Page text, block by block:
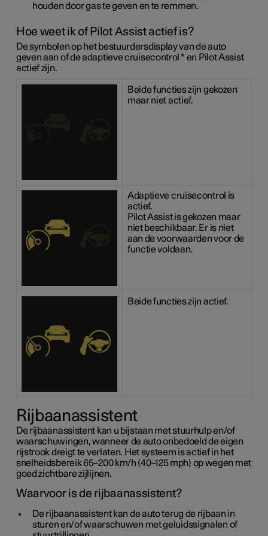
houden door gas te geven en te remmen.
Hoe weet ik of Pilot Assist actief is?
De symbolen op het bestuurdersdisplay van de auto
geven aan of de adaptieve cruisecontrol* en Pilot Assist
actief zijn.
Beide functies zijn gekozen
maar niet actief.
Adaptieve cruisecontrol is
actief.
Pilot Assist is gekozen maar
niet beschikbaar. Er is niet
aan de voorwaarden voor de
functie voldaan.
Beide functies zijn actief.
Rijbaanassistent
De rijbaanassistent kan u bijstaan met stuurhulp en/of
waarschuwingen, wanneer de auto onbedoeld de eigen
rijstrook dreigt te verlaten. Het systeem is actief in het
snelheidsbereik 65–200 km/h (40–125 mph) op wegen met
goed zichtbare zijlijnen.
Waarvoor is de rijbaanassistent?
De rijbaanassistent kan de auto terug de rijbaan in
sturen en/of waarschuwen met geluidssignalen of